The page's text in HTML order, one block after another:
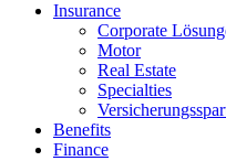
MRH Trowe
Insurance
Corporate
Motor
Real Estate
Specialties
Benefits
Finance